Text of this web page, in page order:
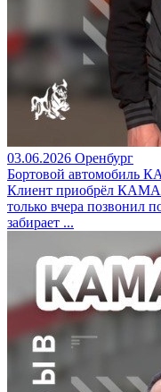
03.06.2026 Оренбург
Бортовой автомобиль
Клиент приобрёл
только вчера позвонил
забирает ...